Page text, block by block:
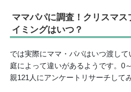
ママパパに調査！クリスマス
イミングはいつ？
では実際にママ・パパはいつ渡し
庭によって違いがあるようです。0
親121人にアンケートリサーチして